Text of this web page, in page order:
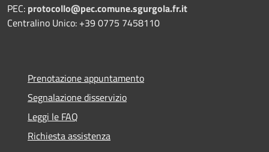
PEC: protocollo@pec.comune.sgurgola.fr.it
Centralino Unico: +39 0775 7458110
Prenotazione appuntamento
Segnalazione disservizio
Leggi le FAQ
Richiesta assistenza